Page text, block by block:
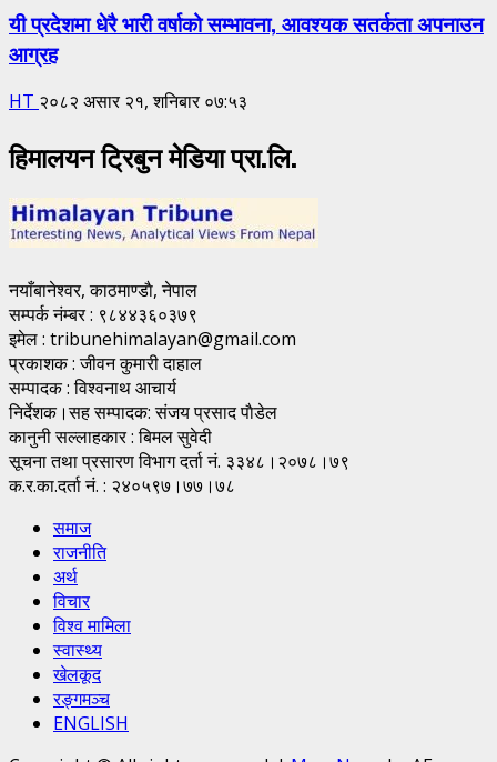
यी प्रदेशमा धेरै भारी वर्षाको सम्भावना, आवश्यक सतर्कता अपनाउन
आग्रह
HT २०८२ असार २१, शनिबार ०७:५३
हिमालयन ट्रिबुन मेडिया प्रा.लि.
नयाँबानेश्वर, काठमाण्डाै, नेपाल
सम्पर्क नंम्बर : ९८४४३६०३७९
इमेल : tribunehimalayan@gmail.com
प्रकाशक : जीवन कुमारी दाहाल
सम्पादक : विश्वनाथ आचार्य
निर्देशक।सह सम्पादक: संजय प्रसाद पाैडेल
कानुनी सल्लाहकार : बिमल सुवेदी
सूचना तथा प्रसारण विभाग दर्ता नं. ३३४८।२०७८।७९
क.र.का.दर्ता नं. : २४०५९७।७७।७८
समाज
राजनीति
अर्थ
विचार
विश्व मामिला
स्वास्थ्य
खेलकूद
रङ्गमञ्च
ENGLISH